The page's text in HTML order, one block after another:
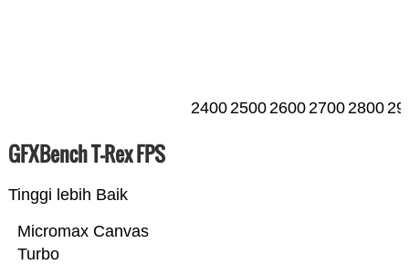
24002500260027002800
GFXBench T-Rex FPS
Tinggi lebih Baik
Micromax Canvas
Turbo